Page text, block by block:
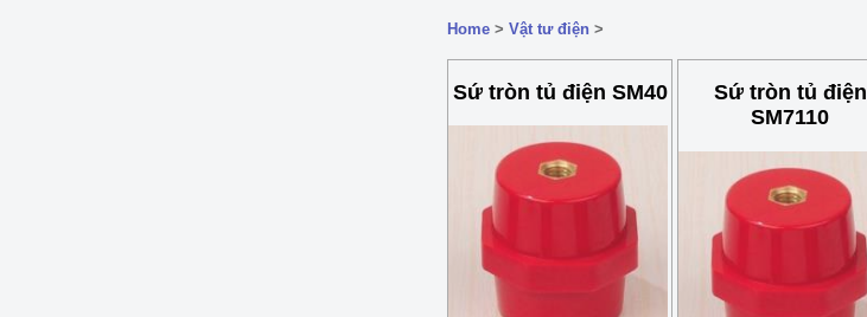
Home > Vật tư điện >
Sứ tròn tủ điện SM40
Sứ tròn tủ điện
SM7110